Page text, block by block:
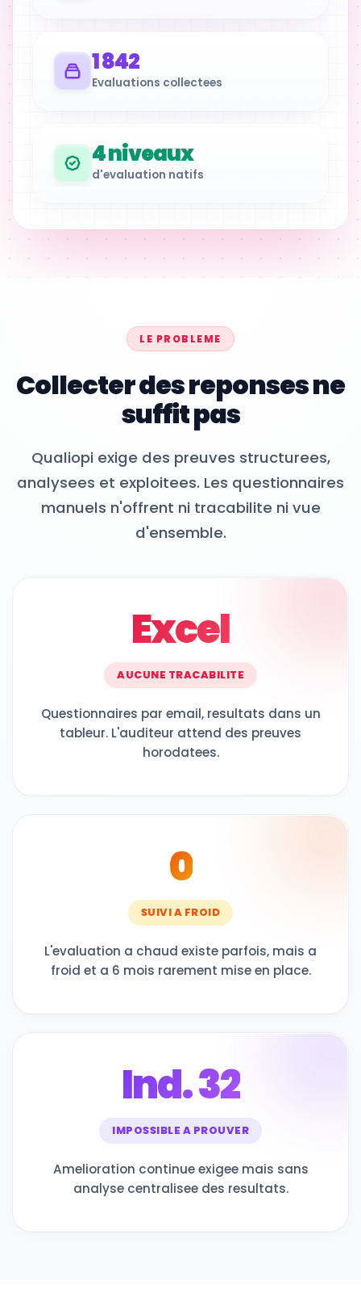
1 842
Evaluations collectees
4 niveaux
d'evaluation natifs
LE PROBLEME
Collecter des reponses ne
suffit pas
Qualiopi exige des preuves structurees,
analysees et exploitees. Les questionnaires
manuels n'offrent ni tracabilite ni vue
d'ensemble.
Excel
AUCUNE TRACABILITE
Questionnaires par email, resultats dans un
tableur. L'auditeur attend des preuves
horodatees.
0
SUIVI A FROID
L'evaluation a chaud existe parfois, mais a
froid et a 6 mois rarement mise en place.
Ind. 32
IMPOSSIBLE A PROUVER
Amelioration continue exigee mais sans
analyse centralisee des resultats.